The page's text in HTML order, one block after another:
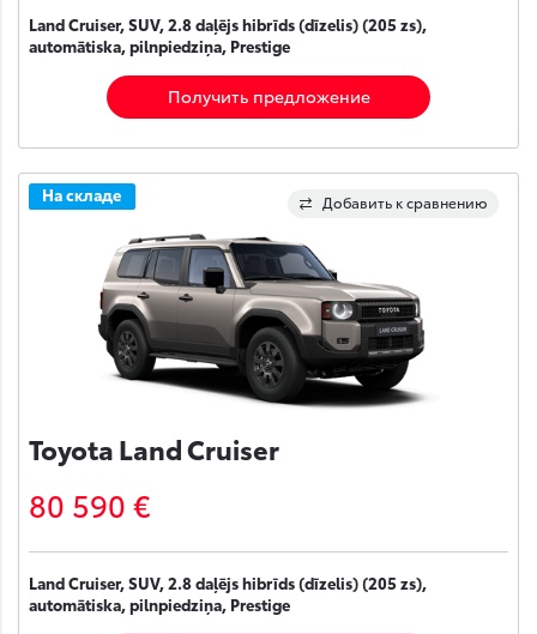
Land Cruiser, SUV, 2.8 daļējs hibrīds (dīzelis) (205 zs),
automātiska, pilnpiedziņa, Prestige
Получить предложение
Добавить к сравнению
На складе
Toyota Land Cruiser
80 590 €
Land Cruiser, SUV, 2.8 daļējs hibrīds (dīzelis) (205 zs),
automātiska, pilnpiedziņa, Prestige